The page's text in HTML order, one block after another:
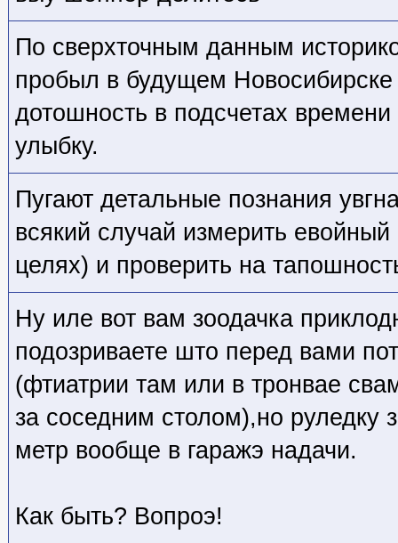
По сверхточным данным
пробыл в будущем Новосибирске
дотошность в подсчетах
улыбку.
Пугают детальные познания
всякий случай измерить
целях) и проверить на
Ну иле вот вам зоодачка
подозриваете што перед вами
(фтиатрии там или в тронвае
за соседним столом),но руледку
метр вообще в гаражэ надачи.
Как быть? Вопроэ!